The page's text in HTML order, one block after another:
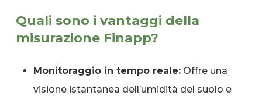
Quali sono i vantaggi della
misurazione Finapp?
Monitoraggio in tempo reale:Offre una
visione istantanea dell’umidità del suolo e